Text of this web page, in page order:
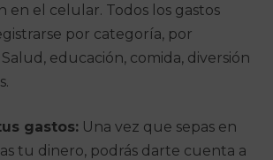
en el celular. Todos los gastos
por categoría, por
educación, comida, diversión
gastos: Una vez que sepas en
tu dinero, podrás darte cuenta a